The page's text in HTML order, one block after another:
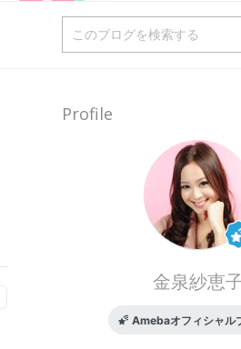
Profile
金泉紗恵
Amebaオフィシャル